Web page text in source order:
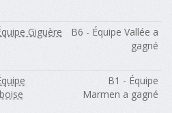
Giguère
B6 - Équipe Vallée a
gagné
B1 - Équipe
Marmen a gagné